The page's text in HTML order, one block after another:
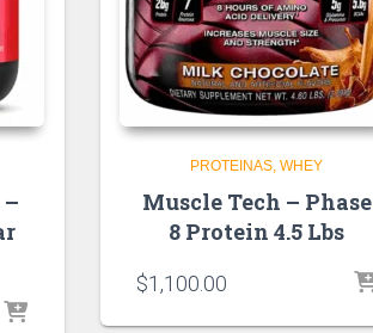
PROTEINAS WHEY
Muscle Tech – Phase
8 Protein 4.5 Lbs
$1,100.00